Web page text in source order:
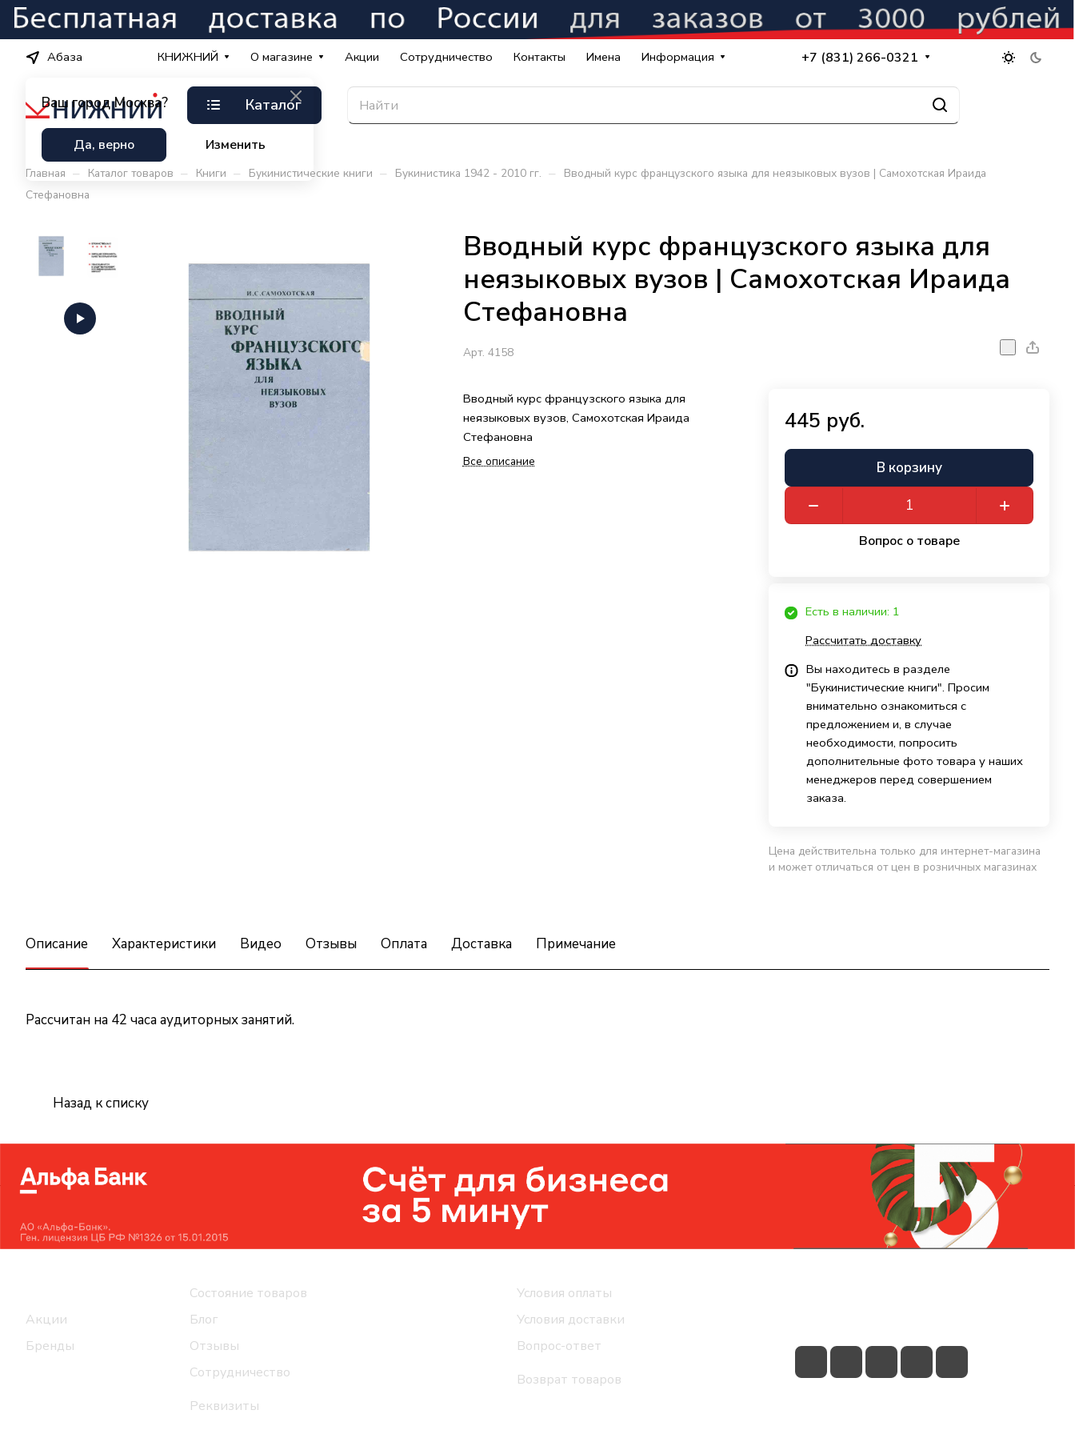
Абаза
Ваш город Москва?
Да, верно Изменить
КНИЖНИЙ О магазине Акции Сотрудничество Контакты Имена Информация +7 (831) 266-0321
Каталог
Главная – Каталог товаров – Книги – Букинистические книги – Букинистика 1942 - 2010 гг. –
Вводный курс французского языка для неязыковых вузов | Самохотская Ираида
Стефановна
Вводный курс французского языка для
неязыковых вузов | Самохотская Ираида
Стефановна
Арт. 4158
Вводный курс французского языка для
неязыковых вузов, Самохотская Ираида
Стефановна
Все описание
445 руб.
В корзину
Вопрос о товаре
Есть в наличии: 1
Рассчитать доставку
Вы находитесь в разделе
"Букинистические книги". Просим
внимательно ознакомиться с
предложением и, в случае
необходимости, попросить
дополнительные фото товара у наших
менеджеров перед совершением
заказа.
Цена действительна только для интернет-магазина
и может отличаться от цен в розничных магазинах
Описание Характеристики Видео Отзывы Оплата Доставка Примечание
Рассчитан на 42 часа аудиторных занятий.
Назад к списку
Акции
Бренды
Состояние товаров
Блог
Отзывы
Сотрудничество
Реквизиты
Условия оплаты
Условия доставки
Вопрос-ответ
Возврат товаров